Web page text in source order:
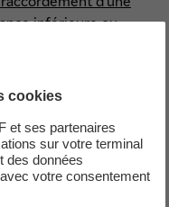
inférieure ou
d'exploitation (CRAE)
de raccordement
pour le
au RPD​
en BT de
cookies
et ses partenaires
sur votre terminal
des données
votre consentement